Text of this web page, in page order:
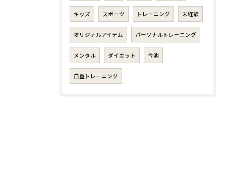
キッズ スポーツ トレーニング 未経験
オリジナルアイテム パーソナルトレーニング
メンタル ダイエット 今池
自重トレーニング